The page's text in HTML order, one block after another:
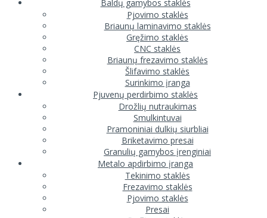
Baldų gamybos staklės
Pjovimo staklės
Briaunų laminavimo staklės
Gręžimo staklės
CNC staklės
Briaunų frezavimo staklės
Šlifavimo staklės
Surinkimo įranga
Pjuvenų perdirbimo staklės
Drožlių nutraukimas
Smulkintuvai
Pramoniniai dulkių siurbliai
Briketavimo presai
Granulių gamybos įrenginiai
Metalo apdirbimo įranga
Tekinimo staklės
Frezavimo staklės
Pjovimo staklės
Presai